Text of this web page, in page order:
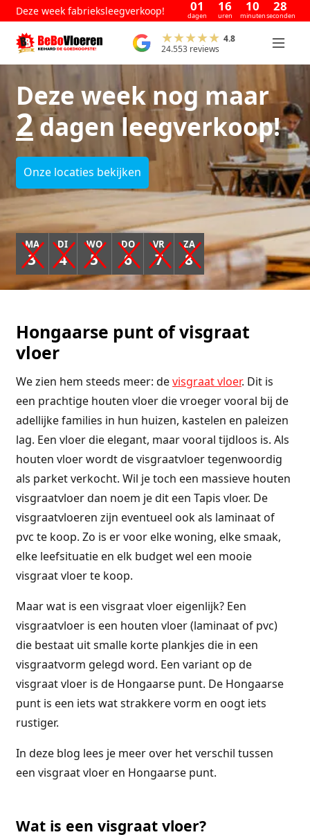
Deze week fabrieksleegverkoop! 01
dagen
16
uren
10
minuten
27
seconden
4.8
24.553 reviews
Deze week nog maar
2dagen leegverkoop!
Onze locaties bekijken
MA
3
DI
4
WO
5
DO
6
VR
7
ZA
8
Hongaarse punt of visgraat
vloer
We zien hem steeds meer: devisgraat vloer. Dit is
een prachtige houten vloer die vroeger vooral bij de
adellijke families in hun huizen, kastelen en paleizen
lag. Een vloer die elegant, maar vooral tijdloos is. Als
houten vloer wordt de visgraatvloer tegenwoordig
als parket verkocht. Wil je toch een massieve houten
visgraatvloer dan noem je dit een Tapis vloer. De
visgraatvloeren zijn eventueel ook als laminaat of
pvc te koop. Zo is er voor elke woning, elke smaak,
elke leefsituatie en elk budget wel een mooie
visgraat vloer te koop.
Maar wat is een visgraat vloer eigenlijk? Een
visgraatvloer is een houten vloer (laminaat of pvc)
die bestaat uit smalle korte plankjes die in een
visgraatvorm gelegd word. Een variant op de
visgraat vloer is de Hongaarse punt. De Hongaarse
punt is een iets wat strakkere vorm en oogt iets
rustiger.
In deze blog lees je meer over het verschil tussen
een visgraat vloer en Hongaarse punt.
Wat is een visgraat vloer?